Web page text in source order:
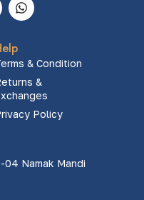
& Condition
&
Policy
04 Namak Mandi